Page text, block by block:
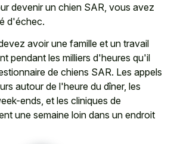
devenir un chien SAR, vous avez
d'échec.
avoir une famille et un travail
pendant les milliers d'heures qu'il
de chiens SAR. Les appels
autour de l'heure du dîner, les
ends, et les cliniques de
une semaine loin dans un endroit